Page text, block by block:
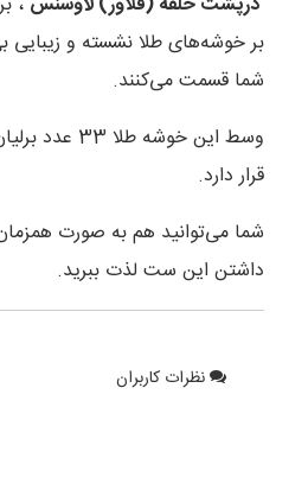
بر خوشه‌های طلا نشسته و
شما قسمت می‌کنند.
وسط این خوشه طلا 33 عدد برلیان به وزن
قرار دارد.
شما می‌توانید هم به صورت
داشتن این ست لذت ببرید.
نظرات کاربران